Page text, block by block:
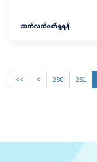
ဆက်လက်ဖတ်ရှုရန်
<< < 280 281